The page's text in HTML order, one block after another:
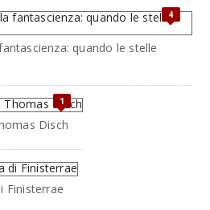
4
quando le stelle
1
Disch
Finisterrae